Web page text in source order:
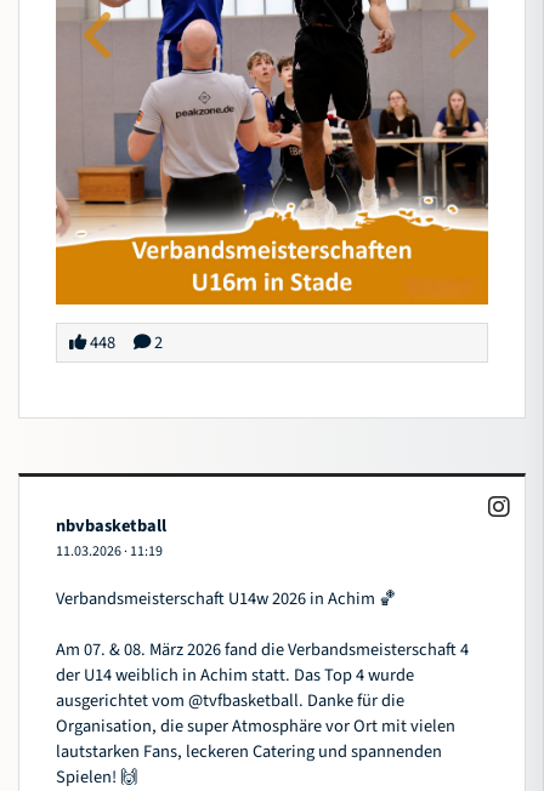
448 2
nbvbasketball
11.03.2026·11:19
Verbandsmeisterschaft U14w 2026 in Achim 🏀
Am 07. & 08. März 2026 fand die Verbandsmeisterschaft 4
der U14 weiblich in Achim statt. Das Top 4 wurde
ausgerichtet vom@tvfbasketball. Danke für die
Organisation, die super Atmosphäre vor Ort mit vielen
lautstarken Fans, leckeren Catering und spannenden
Spielen! 🙌